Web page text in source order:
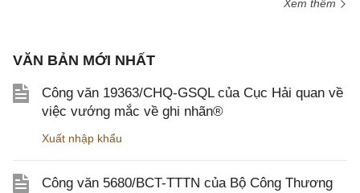
Xem thêm
VĂN BẢN MỚI NHẤT
Công văn 19363/CHQ-GSQL của Cục Hải quan về
việc vướng mắc về ghi nhãn®
Xuất nhập khẩu
Công văn 5680/BCT-TTTN của Bộ Công Thương